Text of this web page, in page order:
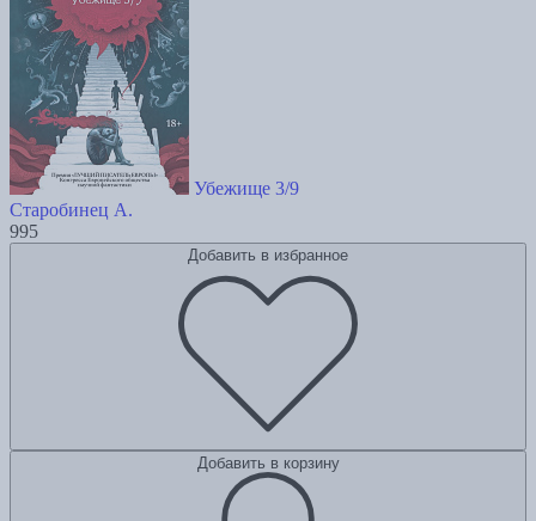
Убежище 3/9
Старобинец А.
995
Добавить в избранное
Добавить в корзину